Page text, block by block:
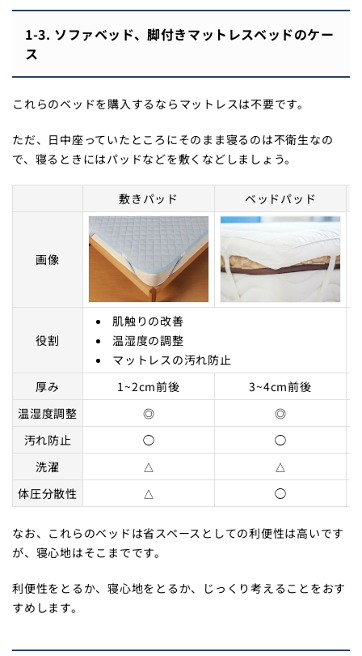
1-3. ソファベッド、脚付きマットレスベッドのケー
ス
これらのベッドを購入するならマットレスは不要です。
ただ、日中座っていたところにそのまま寝るのは不衛生なの
で、寝るときにはパッドなどを敷くなどしましょう。
敷きパッド ベッドパッド
画像
役割
肌触りの改善
温湿度の調整
マットレスの汚れ防止
厚み
1~2cm前後
3~4cm前後
温湿度調整
◎
◎
汚れ防止
◯
◯
洗濯
△
△
体圧分散性
△ ◯
なお、これらのベッドは省スペースとしての利便性は高いです
が、寝心地はそこまでです。
利便性をとるか、寝心地をとるか、じっくり考えることをおす
すめします。